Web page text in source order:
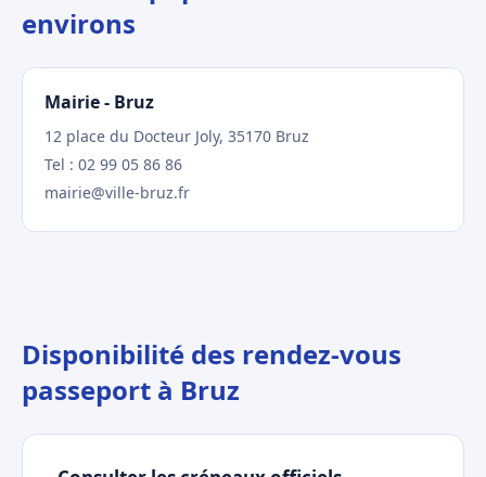
environs
Mairie - Bruz
12 place du Docteur Joly, 35170 Bruz
Tel : 02 99 05 86 86
mairie@ville-bruz.fr
Disponibilité des rendez-vous
passeport à Bruz